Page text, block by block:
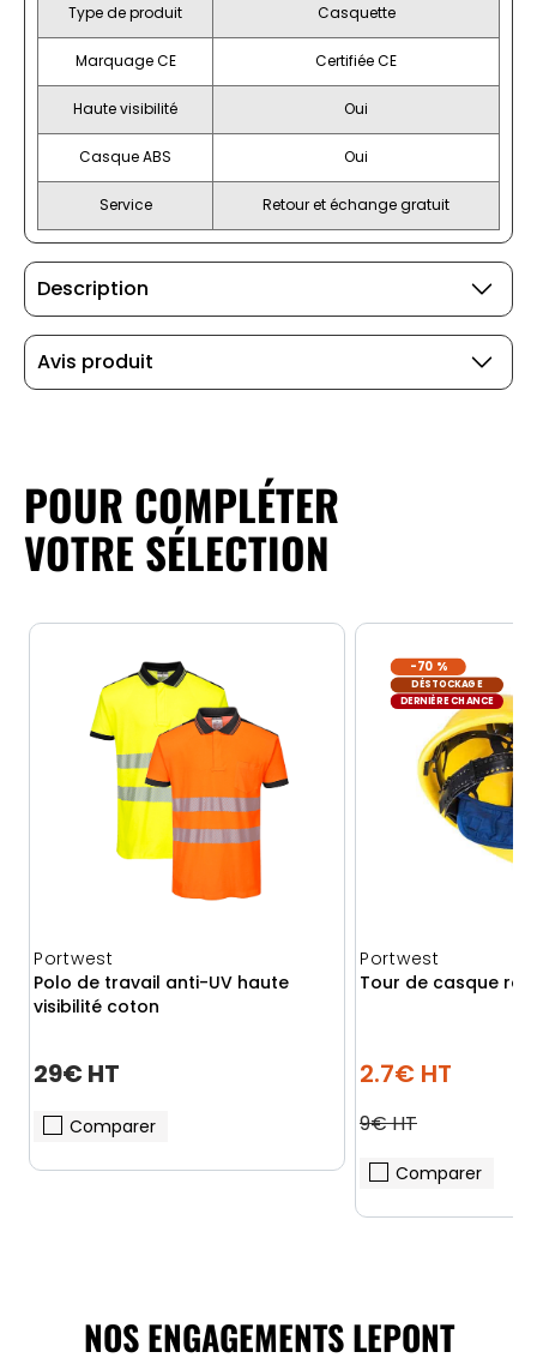
Type de produit Casquette
Marquage CE Certifiée CE
Haute visibilité Oui
Casque ABS Oui
Service Retour et échange gratuit
Description
Avis produit
POUR COMPLÉTER
VOTRE SÉLECTION
Portwest
Polo de travail anti-UV haute
visibilité coton
29€ HT
Comparer
-70 %
DÉSTOCKAGE
DERNIÈRE CHANCE
Portwest
Tour de casque
2.7€ HT
9€ HT
Comparer
NOS ENGAGEMENTS LEPONT